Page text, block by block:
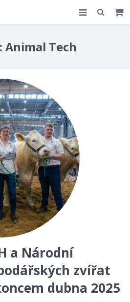
Animal Tech
a Národní
zvířat
dubna 2025